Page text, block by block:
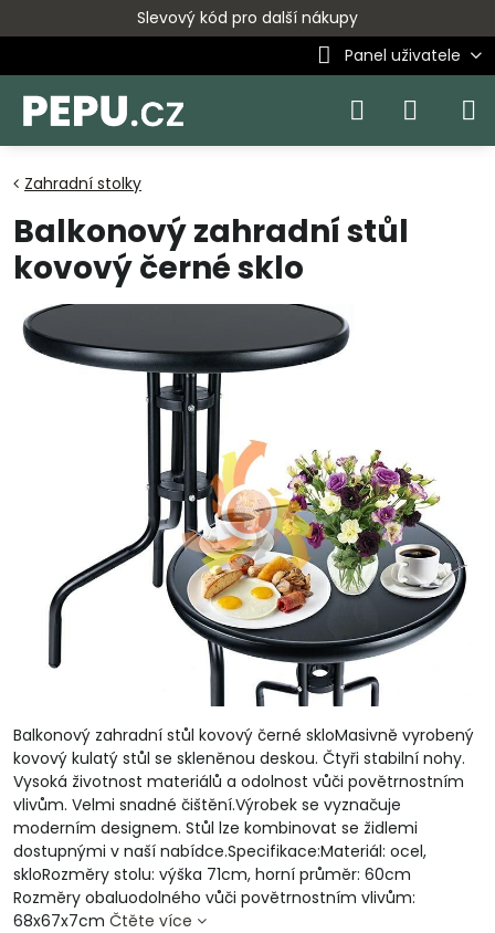
Slevový kód pro další nákupy
Panel uživatele
Zahradní stolky
Balkonový zahradní stůl
kovový černé sklo
Balkonový zahradní stůl kovový černé skloMasivně vyrobený
kovový kulatý stůl se skleněnou deskou. Čtyři stabilní nohy.
Vysoká životnost materiálů a odolnost vůči povětrnostním
vlivům. Velmi snadné čištění.Výrobek se vyznačuje
moderním designem. Stůl lze kombinovat se židlemi
dostupnými v naší nabídce.Specifikace:Materiál: ocel,
skloRozměry stolu: výška 71cm, horní průměr: 60cm
Rozměry obaluodolného vůči povětrnostním vlivům:
68x67x7cm Čtěte více